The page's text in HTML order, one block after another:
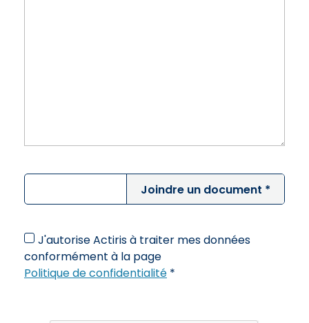
Joindre un document *
J'autorise Actiris à traiter mes données
conformément à la page
Politique de confidentialité *